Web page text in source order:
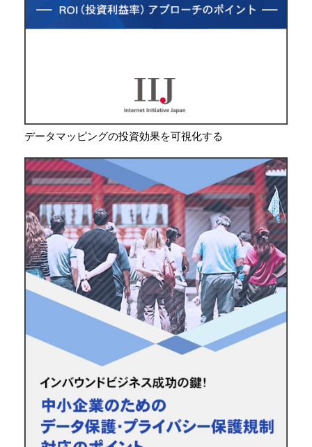
データマッピングの投資効果を可視化する